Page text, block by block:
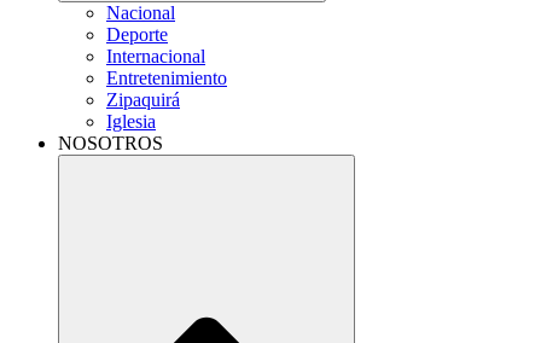
Nacional
Deporte
Internacional
Entretenimiento
Zipaquirá
Iglesia
NOSOTROS